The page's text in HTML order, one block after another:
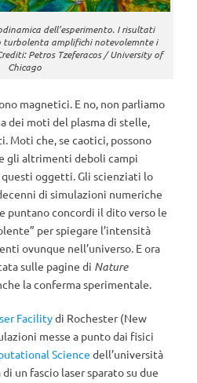
dell’esperimento. I risultati
turbolenta amplifichi notevolemnte i
Petros Tzeferacos / University of
Chicago
magnetici. E no, non parliamo
dei moti del plasma di stelle,
Moti che, se caotici, possono
gli altrimenti deboli campi
oggetti. Gli scienziati lo
di simulazioni numeriche
puntano concordi il dito verso le
per spiegare l’intensità
ovunque nell’universo. E ora
sulle pagine di Nature
la conferma sperimentale.
Facilitydi Rochester (New
messe a punto dai fisici
Science dell’università
un fascio laser sparato su due